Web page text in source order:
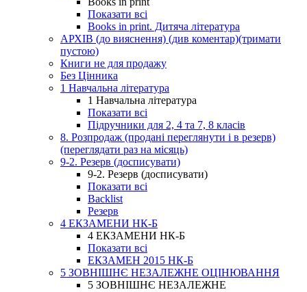
Показати всі
Books in print. Дитяча література
АРХІВ (до вияснення) (див коментар)(тримати
пустою)
Книги не для продажу
Без Цінника
1 Навчальна література
1 Навчальна література
Показати всі
Підручники для 2, 4 та 7, 8 класів
8. Розпродаж (продані переглянути і в резерв)
(переглядати раз на місяць)
9-2. Резерв (досписувати)
9-2. Резерв (досписувати)
Показати всі
Backlist
Резерв
4 ЕКЗАМЕНИ НК-Б
4 ЕКЗАМЕНИ НК-Б
Показати всі
ЕКЗАМЕН 2015 НК-Б
5 ЗОВНІШНЄ НЕЗАЛЕЖНЕ ОЦІНЮВАННЯ
5 ЗОВНІШНЄ НЕЗАЛЕЖНЕ